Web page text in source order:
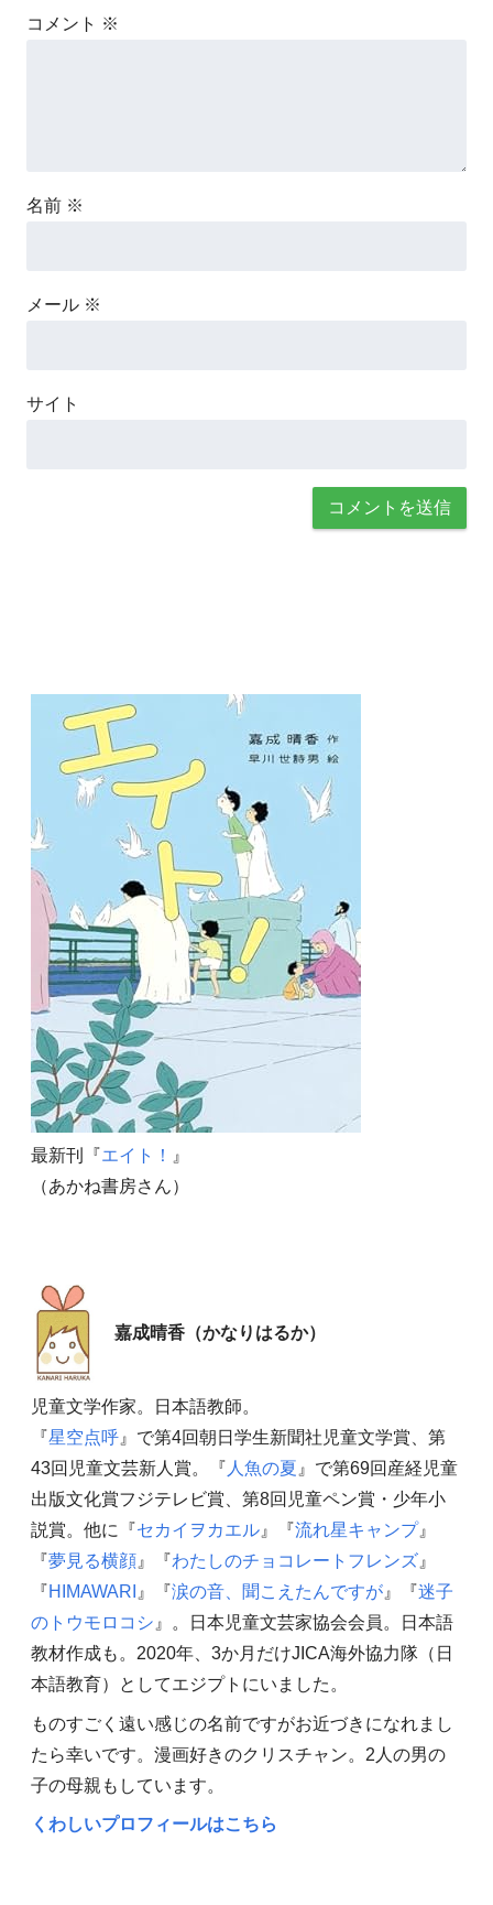
コメント ※
名前 ※
メール ※
サイト
最新刊『エイト！
』
（あかね書房さん）
嘉成晴香（かなりはるか）
児童文学作家。日本語教師。
『星空点呼』で第4回朝日学生新聞社児童文学賞、第
43回児童文芸新人賞。『 人魚の夏 』で第69回産経児童
出版文化賞フジテレビ賞、第8回児童ペン賞・少年小
説賞。他に『セカイヲカエル』『流れ星キャンプ』
『夢見る横顔』『わたしのチョコレートフレンズ』
『HIMAWARI 』『涙の音、聞こえたんですが』『迷子
のトウモロコシ 』。日本児童文芸家協会会員。日本語
教材作成も。2020年、3か月だけJICA海外協力隊（日
本語教育）としてエジプトにいました。
ものすごく遠い感じの名前ですがお近づきになれまし
たら幸いです。漫画好きのクリスチャン。2人の男の
子の母親もしています。
くわしいプロフィールはこちら